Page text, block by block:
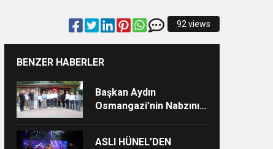
92 views
BENZER HABERLER
Başkan Aydın
Osmangazi’nin Nabzını
ASLI HÜNEL’DEN